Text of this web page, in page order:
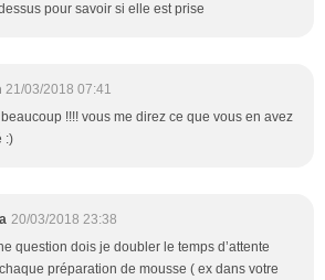
pour savoir si elle est prise
21/03/2018 07:41
!!!! vous me direz ce que vous en avez
:)
20/03/2018 23:38
question dois je doubler le temps d’attente
préparation de mousse ( ex dans votre